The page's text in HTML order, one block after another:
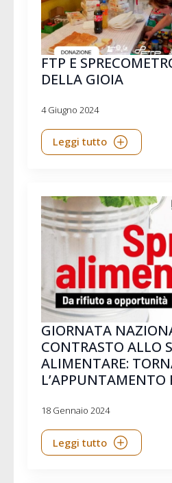
FTP E
DELLA GIOIA
4 Giugno 2024
Leggi tutto
GIORNATA
CONTRASTO ALLO
ALIMENTARE:
L’APPUNTAMENTO
18 Gennaio 2024
Leggi tutto